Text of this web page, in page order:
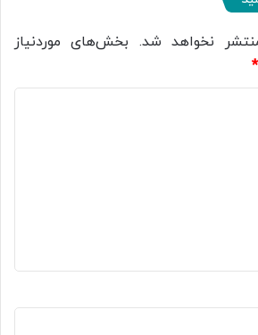
نخواهد شد. بخش‌های موردنیاز
*